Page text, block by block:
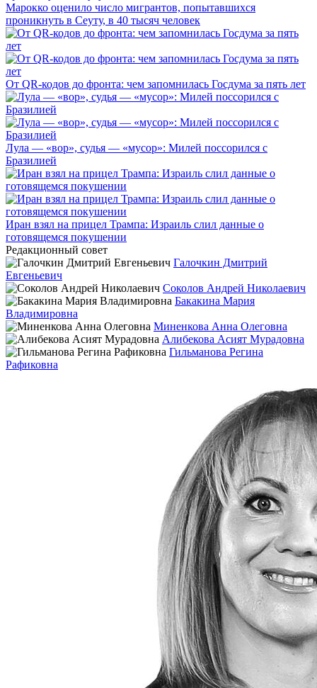
Марокко оценило число мигрантов, попытавшихся
проникнуть в Сеуту, в 40 тысяч человек
От QR-кодов до фронта: чем запомнилась Госдума за пять лет
Лула — «вор», судья — «мусор»: Милей поссорился с
Бразилией
Иран взял на прицел Трампа: Израиль слил данные о
готовящемся покушении
Редакционный совет
Галочкин Дмитрий
Евгеньевич
Соколов Андрей Николаевич
Бакакина Мария
Владимировна
Миненкова Анна Олеговна
Алибекова Асият Мурадовна
Гильманова Регина
Рафиковна